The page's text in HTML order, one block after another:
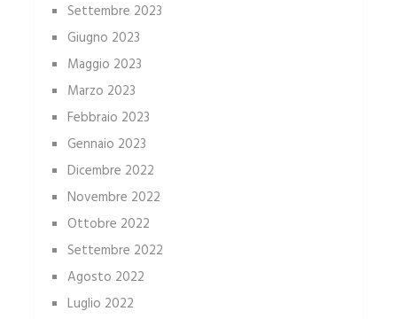
Settembre 2023
Giugno 2023
Maggio 2023
Marzo 2023
Febbraio 2023
Gennaio 2023
Dicembre 2022
Novembre 2022
Ottobre 2022
Settembre 2022
Agosto 2022
Luglio 2022